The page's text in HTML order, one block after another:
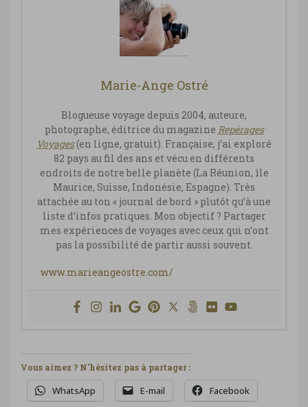
Marie-Ange Ostré
Blogueuse voyage depuis 2004, auteure,
photographe, éditrice du magazine Repérages
Voyages(en ligne, gratuit). Française, j’ai exploré
82 pays au fil des ans et vécu en différents
endroits de notre belle planète (La Réunion, île
Maurice, Suisse, Indonésie, Espagne). Très
attachée au ton « journal de bord » plutôt qu’à une
liste d’infos pratiques. Mon objectif ? Partager
mes expériences de voyages avec ceux qui n’ont
pas la possibilité de partir aussi souvent.
www.marieangeostre.com/
Vous aimez ? N'hésitez pas à partager :
WhatsApp E-mail Facebook